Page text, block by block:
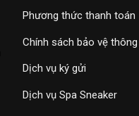
Phương thức thanh toán
Chính sách bảo vệ
Dịch vụ ký gửi
Dịch vụ Spa Sneaker